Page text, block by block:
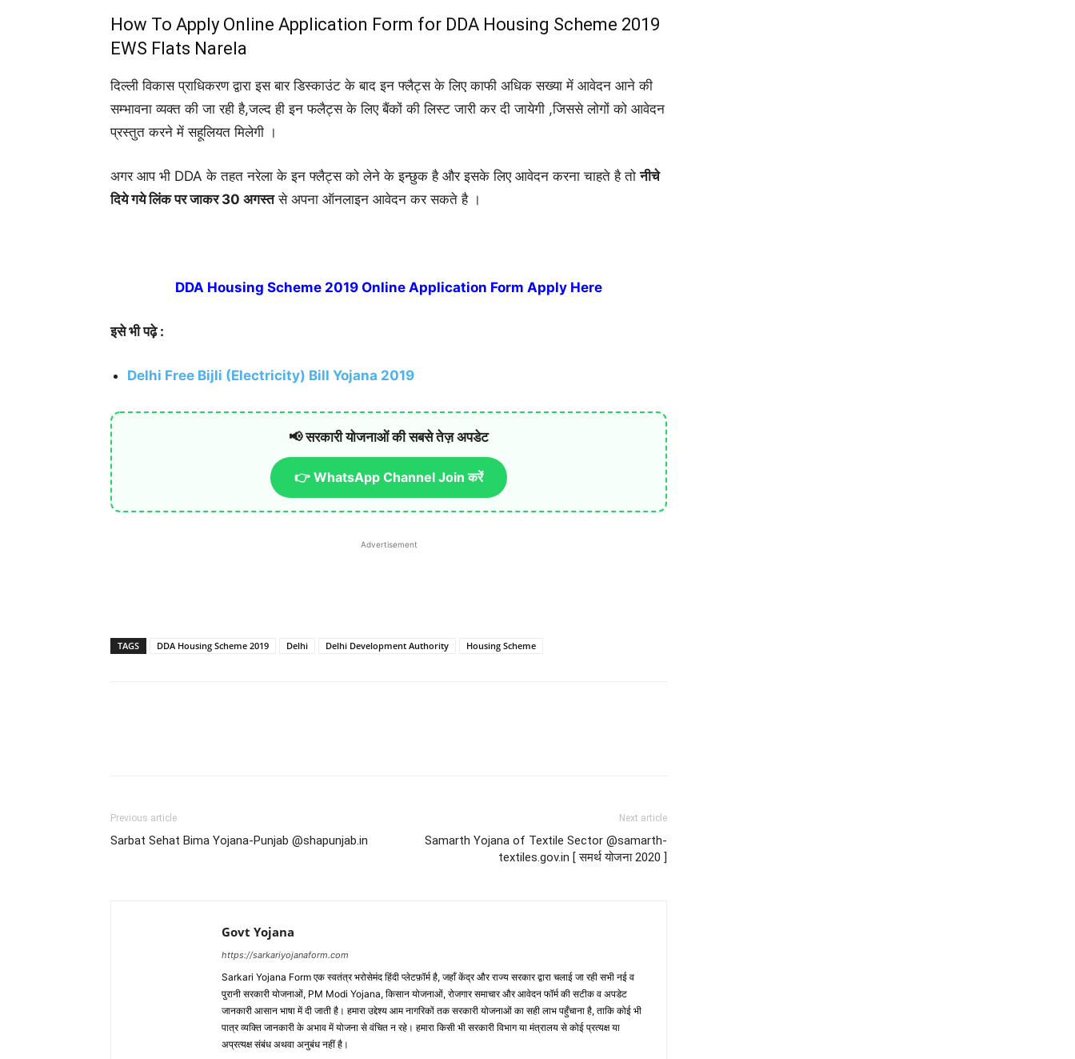
How To Apply Online Application Form for DDA Housing Scheme 2019
EWS Flats Narela
दिल्ली विकास प्राधिकरण द्वारा इस बार डिस्काउंट के बाद इन फ्लैट्स के लिए काफी अधिक सख्या में आवेदन आने की
सम्भावना व्यक्त की जा रही है,जल्द ही इन फलैट्स के लिए बैंकों की लिस्ट जारी कर दी जायेगी ,जिससे लोगों को आवेदन
प्रस्तुत करने में सहूलियत मिलेगी ।
अगर आप भी DDA के तहत नरेला के इन फ्लैट्स को लेने के इन्छुक है और इसके लिए आवेदन करना चाहते है तोनीचे
दिये गये लिंक पर जाकर 30 अगस्तसे अपना ऑनलाइन आवेदन कर सकते है ।
DDA Housing Scheme 2019 Online Application Form Apply Here
इसे भी पढ़े :
Delhi Free Bijli (Electricity) Bill Yojana 2019
📢 सरकारी योजनाओं की सबसे तेज़ अपडेट
👉 WhatsApp Channel Join करें
Advertisement
TAGS DDA Housing Scheme 2019 Delhi Delhi Development Authority Housing Scheme
Previous article
Sarbat Sehat Bima Yojana-Punjab @shapunjab.in
Next article
Samarth Yojana of Textile Sector @samarth-
textiles.gov.in [ समर्थ योजना 2020 ]
Govt Yojana
https://sarkariyojanaform.com
Sarkari Yojana Form एक स्वतंत्र भरोसेमंद हिंदी प्लेटफ़ॉर्म है, जहाँ केंद्र और राज्य सरकार द्वारा चलाई जा रही सभी नई व
पुरानी सरकारी योजनाओं, PM Modi Yojana, किसान योजनाओं, रोजगार समाचार और आवेदन फॉर्म की सटीक व अपडेट
जानकारी आसान भाषा में दी जाती है। हमारा उद्देश्य आम नागरिकों तक सरकारी योजनाओं का सही लाभ पहुँचाना है, ताकि कोई भी
पात्र व्यक्ति जानकारी के अभाव में योजना से वंचित न रहे। हमारा किसी भी सरकारी विभाग या मंत्रालय से कोई प्रत्यक्ष या
अप्रत्यक्ष संबंध अथवा अनुबंध नहीं है।